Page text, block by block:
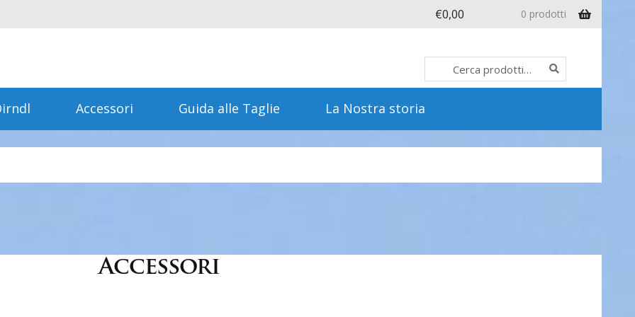
€0,00 0 prodotti
Accessori Guida alle Taglie La Nostra storia
Accessori